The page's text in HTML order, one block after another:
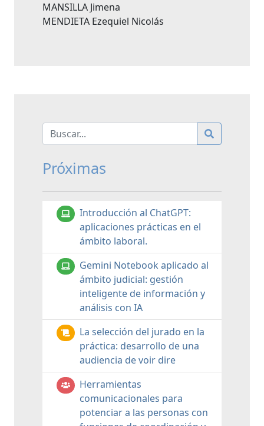
MANSILLA Jimena
MENDIETA Ezequiel Nicolás
Próximas
Introducción al ChatGPT:
aplicaciones prácticas en el
ámbito laboral.
Gemini Notebook aplicado al
ámbito judicial: gestión
inteligente de información y
análisis con IA
La selección del jurado en la
práctica: desarrollo de una
audiencia de voir dire
Herramientas
comunicacionales para
potenciar a las personas con